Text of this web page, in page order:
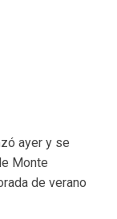
ayer y se
Monte
de verano